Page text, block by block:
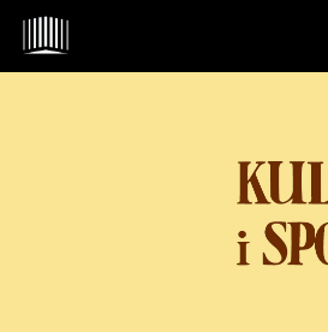
Przejdź do głównego menu
Przejdź do sekcji głównej
Przejdź do stopki
Admin menu